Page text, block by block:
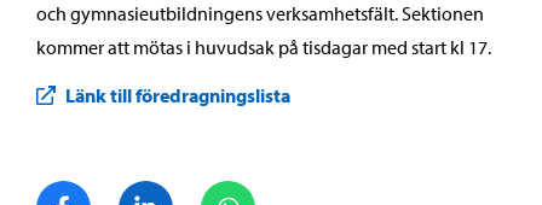
och gymnasieutbildningens verksamhetsfält. Sektionen
kommer att mötas i huvudsak på tisdagar med start kl 17.
Länk till föredragningslista
Dela på FacebookDela på LinkedIn